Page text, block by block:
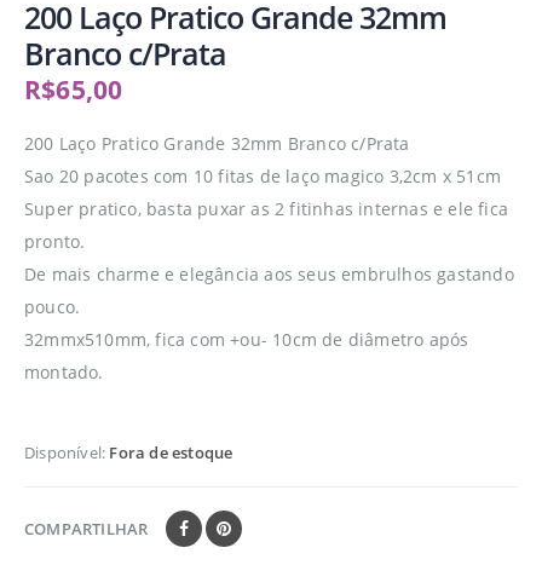
200 Laço Pratico Grande 32mm
Branco c/Prata
R$65,00
200 Laço Pratico Grande 32mm Branco c/Prata
Sao 20 pacotes com 10 fitas de laço magico 3,2cm x 51cm
Super pratico, basta puxar as 2 fitinhas internas e ele fica
pronto.
De mais charme e elegância aos seus embrulhos gastando
pouco.
32mmx510mm, fica com +ou- 10cm de diâmetro após
montado.
Disponível: Fora de estoque
COMPARTILHAR